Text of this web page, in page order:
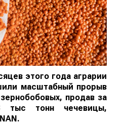
этого года аграрии
масштабный прорыв
продав за
тыс тонн чечевицы,
NAN .